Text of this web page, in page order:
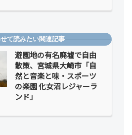
遊園地の有名廃墟で自由
散策、宮城県大崎市「自
然と音楽と味・スポーツ
の楽園 化女沼レジャーラ
ンド」